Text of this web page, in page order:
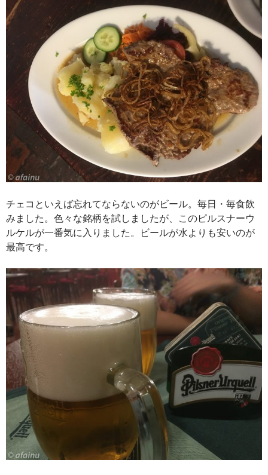
チェコといえば忘れてならないのがビール。毎日・毎食飲
みました。色々な銘柄を試しましたが、このピルスナーウ
ルケルが一番気に入りました。ビールが水よりも安いのが
最高です。